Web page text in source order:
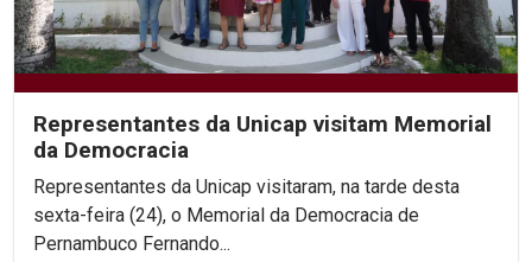
Representantes da Unicap visitam Memorial
da Democracia
Representantes da Unicap visitaram, na tarde desta
sexta-feira (24), o Memorial da Democracia de
Pernambuco Fernando...